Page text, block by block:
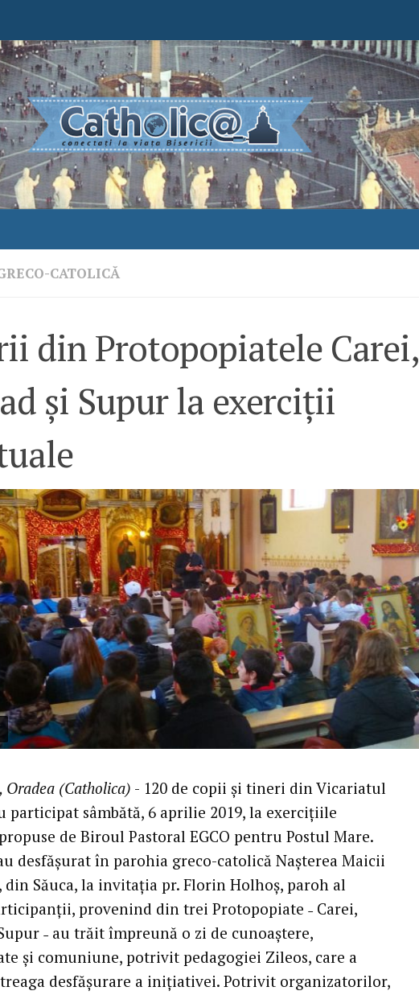
CATOLICĂ
din Protopopiatele Carei,
și Supur la exerciții
Oradea (Catholica) - 120 de copii și tineri din Vicariatul
participat sâmbătă, 6 aprilie 2019, la exercițiile
de Biroul Pastoral EGCO pentru Postul Mare.
desfășurat în parohia greco-catolică Nașterea Maicii
Săuca, la invitația pr. Florin Holhoș, paroh al
provenind din trei Protopopiate ˗ Carei,
˗ au trăit împreună o zi de cunoaștere,
și comuniune, potrivit pedagogiei Zileos, care a
desfășurare a inițiativei. Potrivit organizatorilor,